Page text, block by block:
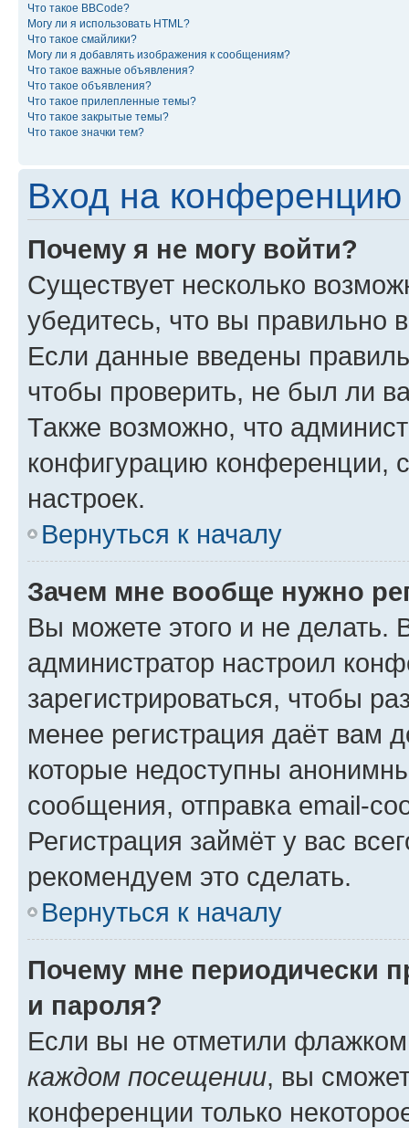
Что такое BBCode?
Могу ли я использовать HTML?
Что такое смайлики?
Могу ли я добавлять изображения к сообщениям?
Что такое важные объявления?
Что такое объявления?
Что такое прилепленные темы?
Что такое закрытые темы?
Что такое значки тем?
Вход на конференцию
Почему я не могу войти?
Существует несколько
убедитесь, что вы правильно
Если данные введены
чтобы проверить, не был ли
Также возможно, что
конфигурацию конференции,
настроек.
Вернуться к началу
Зачем мне вообще нужно
Вы можете этого и не делать.
администратор настроил
зарегистрироваться, чтобы
менее регистрация даёт вам
которые недоступны
сообщения, отправка email-
Регистрация займёт у вас
рекомендуем это сделать.
Вернуться к началу
Почему мне периодически
и пароля?
Если вы не отметили
каждом посещении, вы
конференции только